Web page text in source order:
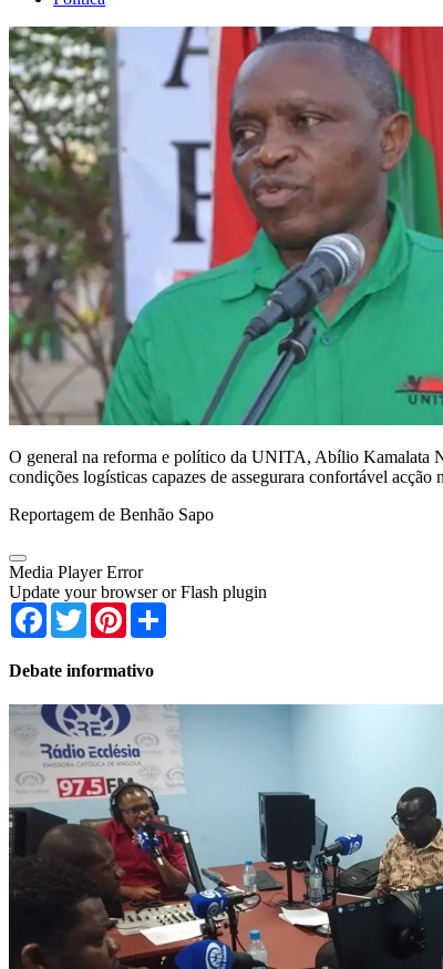
O general na reforma e político da UNITA, Abílio Kamalata
condições logísticas capazes de assegurara confortável acção
Reportagem de Benhão Sapo
Media Player Error
Update your browser or Flash plugin
Facebook
TwitterPinterest
Debate informativo